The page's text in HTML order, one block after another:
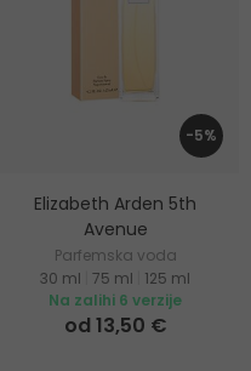
-5%
Elizabeth Arden 5th
Avenue
Parfemska voda
30 ml 75 ml
125 ml
Na zalihi 6 verzije
od 13,50 €